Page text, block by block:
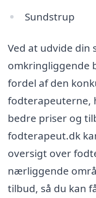
Sundstrup
Ved at udvide din
omkringliggende
fordel af den
fodterapeuterne,
bedre priser og
fodterapeut.dk
oversigt over
nærliggende
tilbud, så du kan